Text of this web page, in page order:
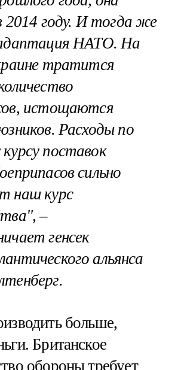
2014 году. И тогда же
НАТО. На
тратится
истощаются
Расходы по
поставок
сильно
наш курс
–
генсек
альянса
больше,
Британское
обороны требует